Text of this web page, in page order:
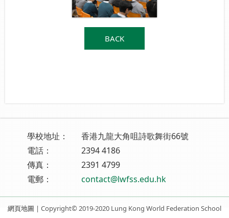
BACK
學校地址：
香港九龍大角咀詩歌舞街66號
電話：
2394 4186
傳真：
2391 4799
電郵：
contact@lwfss.edu.hk
網頁地圖 | Copyright© 2019-2020 Lung Kong World Federation School